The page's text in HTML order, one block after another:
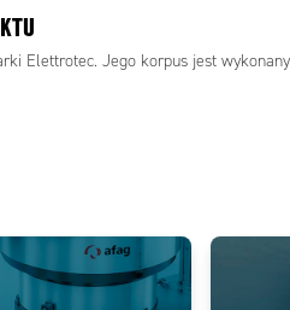
Elettrotec. Jego korpus jest